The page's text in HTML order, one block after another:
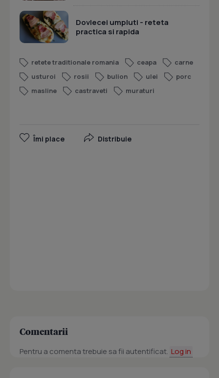
Dovlecei umpluti - reteta
practica si rapida
retete traditionale romania ceapa
carne
usturoi
rosii bulion ulei
porc
masline
castraveti muraturi
Îmi place Distribuie
Comentarii
Pentru a comenta trebuie sa fii autentificat. Log in